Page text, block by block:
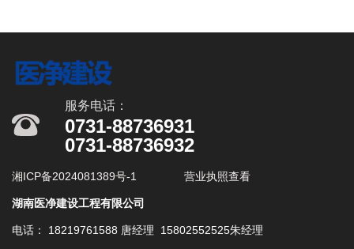
服务电话：
0731-88736931
0731-88736932
湘ICP备2024081389号-1 营业执照查看
湖南医净建设工程有限公司
电话： 18219761588 唐经理 15802552525朱经理